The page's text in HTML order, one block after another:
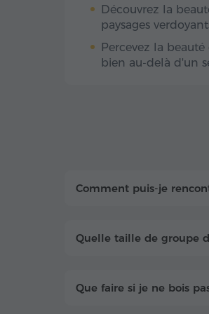
Découvrez la
paysages
Percevez la
bien au-delà d'un
Comment puis-je
Quelle taille de groupe
Que faire si je ne bois